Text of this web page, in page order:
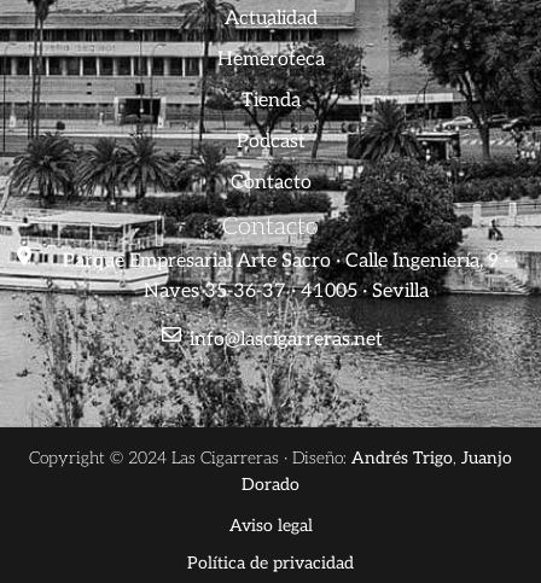
Actualidad
Hemeroteca
Tienda
Podcast
Contacto
Contacto
Parque Empresarial Arte Sacro · Calle Ingeniería, 9 ·
Naves 35-36-37 · 41005 · Sevilla
info@lascigarreras.net
Copyright © 2024 Las Cigarreras · Diseño: Andrés Trigo, Juanjo
Dorado
Aviso legal
Política de privacidad